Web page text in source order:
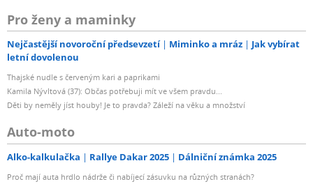
Pro ženy a maminky
Nejčastější novoroční předsevzetí Miminko a mráz
Jak vybírat
letní dovolenou
Thajské nudle s červeným kari a paprikami
Kamila Nývltová (37): Občas potřebuji mít ve všem pravdu...
Děti by neměly jíst houby! Je to pravda? Záleží na věku a množství
Auto-moto
Alko-kalkulačka Rallye Dakar 2025 Dálniční známka 2025
Proč mají auta hrdlo nádrže či nabíjecí zásuvku na různých stranách?